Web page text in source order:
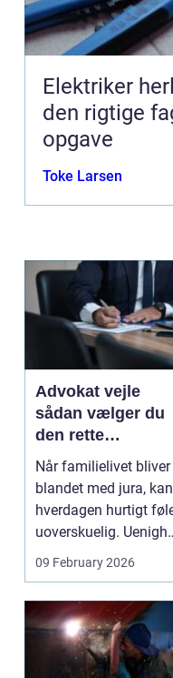
Elektriker herlev sådan
den rigtige
opgave
Toke Larsen
Advokat vejle
sådan vælger du
den rette
familieretsadvokat
Når familielivet bliver
blandet med jura, kan
hverdagen hurtigt
uoverskuelig.
om børn...
09 February 2026